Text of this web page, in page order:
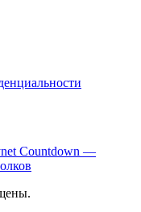
Countdown —